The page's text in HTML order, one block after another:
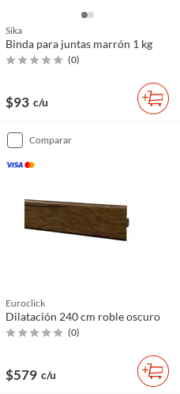
Sika
Binda para juntas marrón 1 kg
(0)
$93 c/u
comparar
Euroclick
Dilatación 240 cm roble oscuro
(0)
$579 c/u